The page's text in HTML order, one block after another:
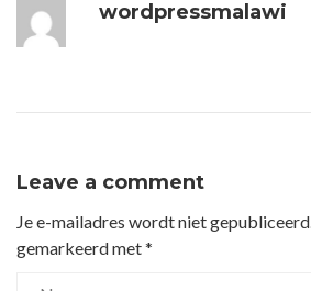
wordpressmalawi
Leave a comment
Je e-mailadres wordt niet gepubliceerd.
gemarkeerd met*